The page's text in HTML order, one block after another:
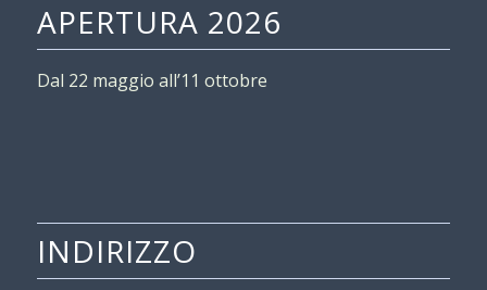
APERTURA 2026
Dal 22 maggio all’11 ottobre
INDIRIZZO